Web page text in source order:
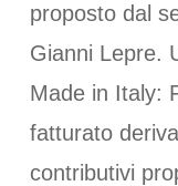
proposto dal
Gianni Lepre.
Made in Italy:
fatturato
contributivi